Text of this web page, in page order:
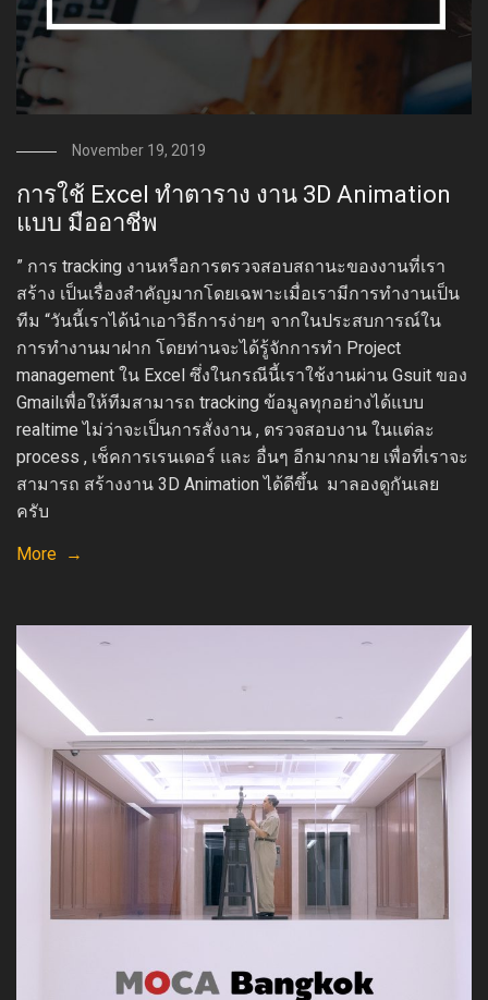
November 19, 2019
การใช้ Excel ทำตาราง งาน 3D Animation
แบบ มืออาชีพ
” การ tracking งานหรือการตรวจสอบสถานะของงานที่เรา
สร้าง เป็นเรื่องสำคัญมากโดยเฉพาะเมื่อเรามีการทำงานเป็น
ทีม “วันนี้เราได้นำเอาวิธีการง่ายๆ จากในประสบการณ์ใน
การทำงานมาฝาก โดยท่านจะได้รู้จักการทำ Project
management ใน Excel ซึ่งในกรณีนี้เราใช้งานผ่าน Gsuit ของ
Gmailเพื่อให้ทีมสามารถ tracking ข้อมูลทุกอย่างได้แบบ
realtime ไม่ว่าจะเป็นการสั่งงาน , ตรวจสอบงาน ในแต่ละ
process , เช็คการเรนเดอร์ และ อื่นๆ อีกมากมาย เพื่อที่เราจะ
สามารถ สร้างงาน 3D Animation ได้ดีขึ้น มาลองดูกันเลย
ครับ
More →